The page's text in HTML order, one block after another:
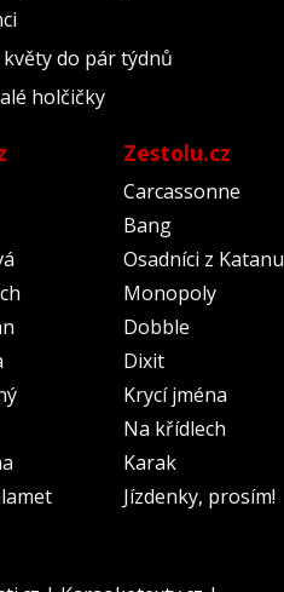
do pár týdnů
holčičky
Zestolu.cz
Carcassonne
Bang
Osadníci z Katanu
Monopoly
Dobble
Dixit
Krycí jména
Na křídlech
Karak
Jízdenky, prosím!